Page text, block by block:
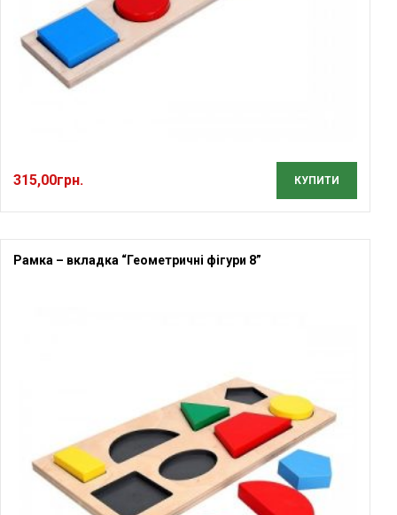
315,00грн. КУПИТИ
Рамка – вкладка “Геометричні фігури 8”